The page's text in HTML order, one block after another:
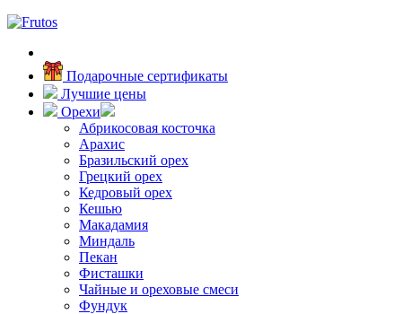
Подарочные сертификаты
Лучшие цены
Орехи
Абрикосовая косточка
Арахис
Бразильский орех
Грецкий орех
Кедровый орех
Кешью
Макадамия
Миндаль
Пекан
Фисташки
Чайные и ореховые смеси
Фундук